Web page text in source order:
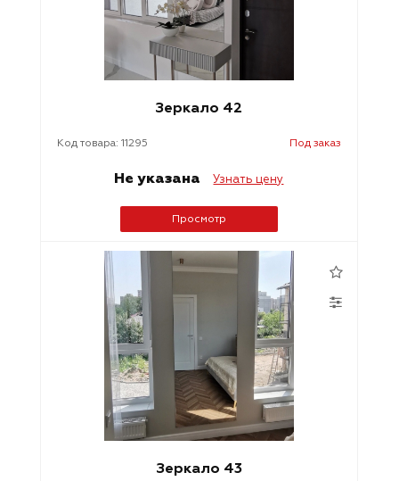
Зеркало 42
Код товара: 11295 Под заказ
Не указана Узнать цену
Просмотр
Зеркало 43